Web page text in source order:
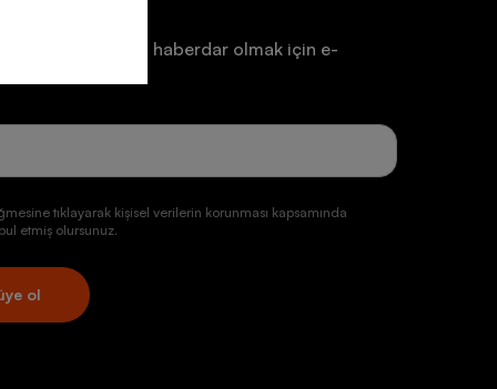
Günlük kombinlerde rahatlıkla kullanılabilen
stil sahibi görünüm oluşturmanıza yardımcı olur.
tasarımlara yer verilir.
kitlesine hitap eder.
ve duyurulardan haberdar olmak için e-
tıklayarak kişisel verilerin korunması kapsamında
etmiş olursunuz.
ol